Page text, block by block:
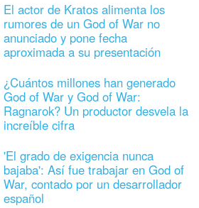
El actor de Kratos alimenta los
rumores de un God of War no
anunciado y pone fecha
aproximada a su presentación
¿Cuántos millones han generado
God of War y God of War:
Ragnarok? Un productor desvela la
increíble cifra
'El grado de exigencia nunca
bajaba': Así fue trabajar en God of
War, contado por un desarrollador
español